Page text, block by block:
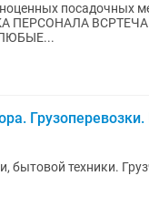
Грузоперевозки.
бытовой техники.